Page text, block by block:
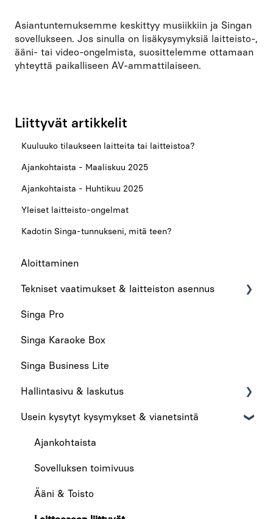
Asiantuntemuksemme keskittyy musiikkiin ja Singan
sovellukseen. Jos sinulla on lisäkysymyksiä laitteisto-,
ääni- tai video-ongelmista, suosittelemme ottamaan
yhteyttä paikalliseen AV-ammattilaiseen.
Liittyvät artikkelit
Kuuluuko tilaukseen laitteita tai laitteistoa?
Ajankohtaista - Maaliskuu 2025
Ajankohtaista - Huhtikuu 2025
Yleiset laitteisto-ongelmat
Kadotin Singa-tunnukseni, mitä teen?
Aloittaminen
Tekniset vaatimukset & laitteiston asennus
Tekniset vaatimukset
Laitteiston asennus
Singa Pro
Singa Karaoke Box
Singa Business Lite
Hallintasivu & laskutus
Hallintasivu
Laskutus
Usein kysytyt kysymykset & vianetsintä
Ajankohtaista
Sovelluksen toimivuus
Ääni & Toisto